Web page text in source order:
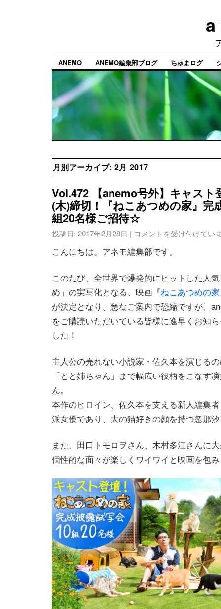
a
ANEMO ANEMO編集部ブログ ちゅまログ
月別アーカイブ: 2月 2017
Vol.472 【anemo号外】キャス
(木)締切！『ねこあつめの家』完
組20名様ご招待☆
投稿日: 2017年2月28日 | コメントを受け付けてい
こんにちは。アネモ編集部です。
このたび、全世界で爆発的にヒットした人
め」の実写化となる、映画『ねこあつめの家
が決定となり、急なご案内で恐縮ですが、
をご購読いただいている皆様に逸早くお知
した！
主人公の売れない小説家・佐久本を演じる
「とと姉ちゃん」まで幅広い役柄をこなす
ん。
本作のヒロイン、佐久本を支える新人編集
派女優であり、大の猫好きの顔を持つ忽那
また、田口トモロヲさん、木村多江さんに
個性的な面々が楽しくワイワイと映画を包